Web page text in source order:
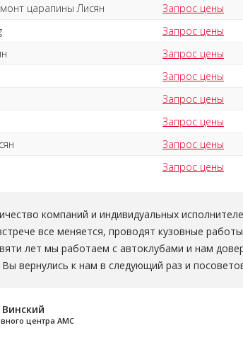
царапины Лисян
Запрос цены
Запрос цены
Запрос цены
Запрос цены
Запрос цены
Запрос цены
Запрос цены
Запрос цены
компаний и индивидуальных
все меняется, проводят кузовные
лет мы работаем с автоклубами и нам
вернулись к нам в следующий раз и
центра АМС